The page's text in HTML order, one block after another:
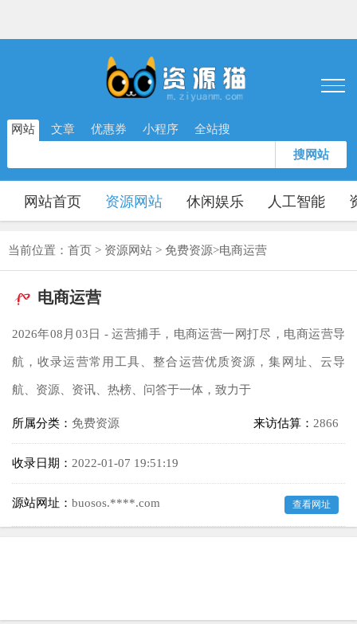
网站 文章 优惠券 小程序 全站搜
搜网站
网站首页 资源网站 休闲娱乐 人工智能
当前位置： 首页 > 资源网站 > 免费资源>电商运营
电商运营
2026年08月03日 - 运营捕手，电商运营一网打尽，电商运营导
航，收录运营常用工具、整合运营优质资源，集网址、云导
航、资源、资讯、热榜、问答于一体，致力于
所属分类： 免费资源 来访估算： 2866
收录日期： 2022-01-07 19:51:19
源站网址： buosos.****.com 查看网址